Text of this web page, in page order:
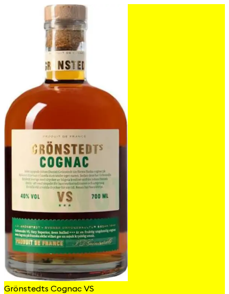
Grönstedts Cognac VS